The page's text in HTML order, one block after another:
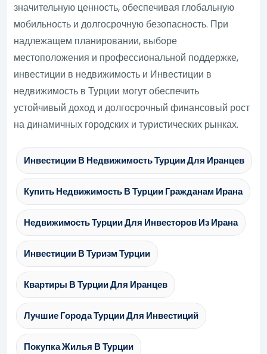
значительную ценность, обеспечивая глобальную
мобильность и долгосрочную безопасность. При
надлежащем планировании, выборе
местоположения и профессиональной поддержке,
инвестиции в недвижимость и Инвестиции в
недвижимость в Турции могут обеспечить
устойчивый доход и долгосрочный финансовый рост
на динамичных городских и туристических рынках.
Инвестиции В Недвижимость Турции Для Иранцев
Купить Недвижимость В Турции Гражданам Ирана
Недвижимость Турции Для Инвесторов Из Ирана
Инвестиции В Туризм Турции
Квартиры В Турции Для Иранцев
Лучшие Города Турции Для Инвестиций
Покупка Жилья В Турции